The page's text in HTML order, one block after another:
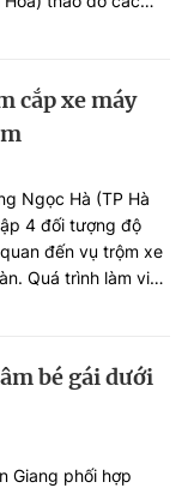
cắp xe máy
Ngọc Hà (TP Hà
4 đối tượng độ
đến vụ trộm xe
Quá trình làm việc
bé gái dưới
Giang phối hợp